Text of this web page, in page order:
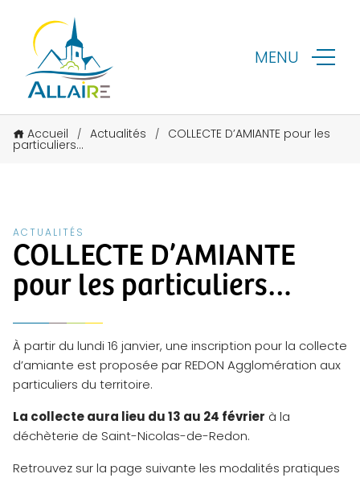
MENU
Accueil / Actualités / COLLECTE D’AMIANTE pour les
particuliers…
ACTUALITÉS
COLLECTE D’AMIANTE
pour les particuliers…
À partir du lundi 16 janvier, une inscription pour la collecte
d’amiante est proposée par REDON Agglomération aux
particuliers du territoire.
La collecte aura lieu du 13 au 24 février à la
déchèterie de Saint-Nicolas-de-Redon.
Retrouvez sur la page suivante les modalités pratiques